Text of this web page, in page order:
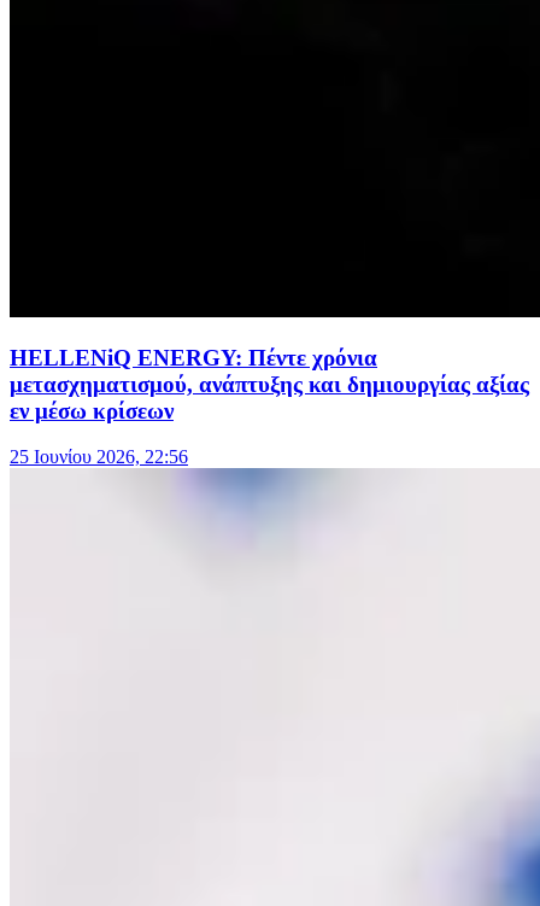
HELLENiQ ENERGY: Πέντε χρόνια
μετασχηματισμού, ανάπτυξης και δημιουργίας αξίας
εν μέσω κρίσεων
25 Ιουνίου 2026, 22:56